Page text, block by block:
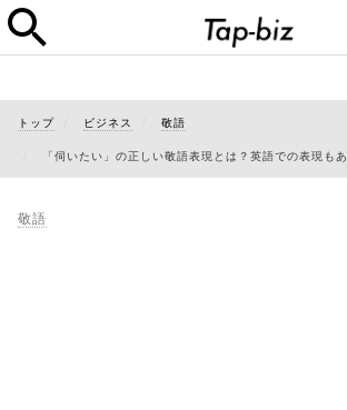
トップ ビジネス 敬語
「伺いたい」の正しい敬語表現とは？英語での表現も
敬語